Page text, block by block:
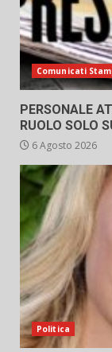
Comunicati
PERSONALE
RUOLO SOLO
6 Agosto 2026
Politica